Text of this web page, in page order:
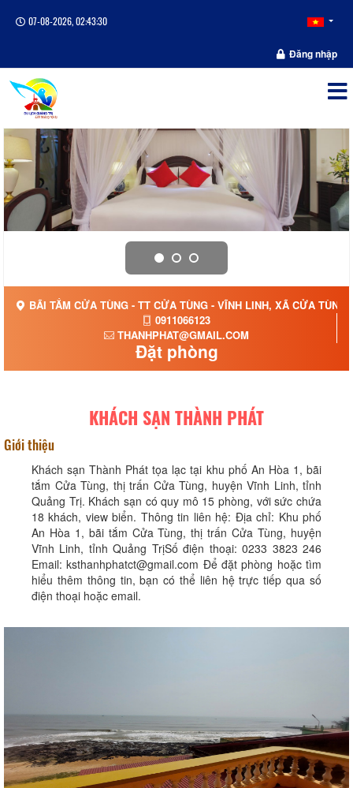
07-08-2026, 02:43:30
Đăng nhập
BÃI TẮM CỬA TÙNG - TT CỬA TÙNG - VĨNH LINH, XÃ CỬA
0911066123
THANHPHAT@GMAIL.COM
Đặt phòng
KHÁCH SẠN THÀNH PHÁT
Giới thiệu
Khách sạn Thành Phát tọa lạc tại khu phố An Hòa 1, bãi
tắm Cửa Tùng, thị trấn Cửa Tùng, huyện Vĩnh Linh, tỉnh
Quảng Trị. Khách sạn có quy mô 15 phòng, với sức chứa
18 khách, view biển. Thông tin liên hệ: Địa chỉ: Khu phố
An Hòa 1, bãi tắm Cửa Tùng, thị trấn Cửa Tùng, huyện
Vĩnh Linh, tỉnh Quảng Trị​ Số điện thoại: 0233 3823 246​
Email: ksthanhphatct@gmail.com Để đặt phòng hoặc tìm
hiểu thêm thông tin, bạn có thể liên hệ trực tiếp qua số
điện thoại hoặc email.